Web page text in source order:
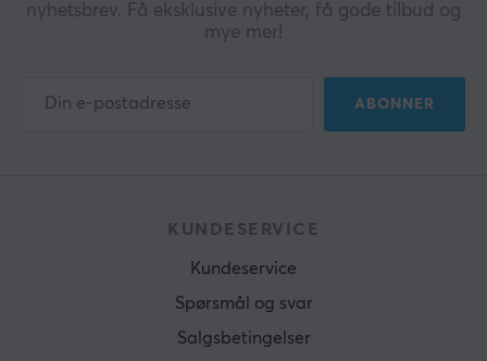
nyhetsbrev. Få eksklusive nyheter, få gode tilbud og
mye mer!
ABONNER
KUNDESERVICE
Kundeservice
Spørsmål og svar
Salgsbetingelser